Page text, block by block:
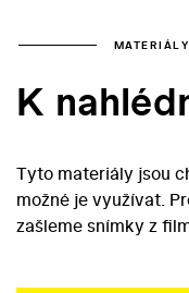
K
Tyto materiály jsou
možné je využívat.
zašleme snímky z